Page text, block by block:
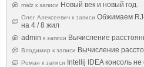
malz к записи Новый век и новый год.
Олег Алексеевич к записи Обжимаем
на 4 / 8 жил
admin к записи Вычисление
Владимир к записи Вычисление
Роман к записи
Intellij IDEA консоль